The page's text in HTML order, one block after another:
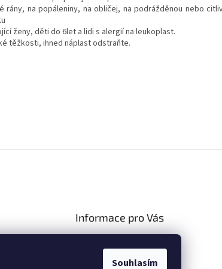
Souhlasím
rány, na popáleniny, na obličej, na podrážděnou nebo
ženy, děti do 6let a lidi s alergií na leukoplast.
těžkosti, ihned náplast odstraňte.
Informace pro Vás
Doprava a platba